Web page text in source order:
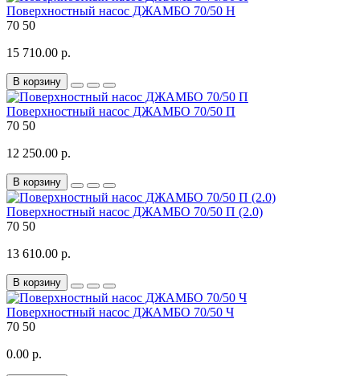
Поверхностный насос ДЖАМБО 70/50 Н
70 50
15 710.00 р.
В корзину
Поверхностный насос ДЖАМБО 70/50 П
70 50
12 250.00 р.
В корзину
Поверхностный насос ДЖАМБО 70/50 П (2.0)
70 50
13 610.00 р.
В корзину
Поверхностный насос ДЖАМБО 70/50 Ч
70 50
0.00 р.